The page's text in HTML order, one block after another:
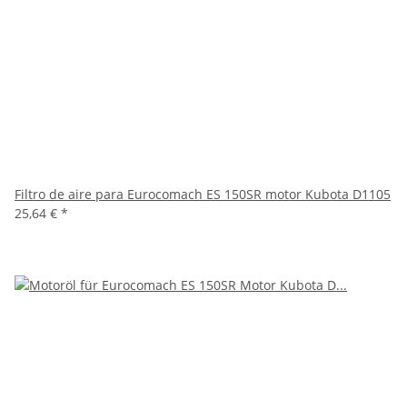
Filtro de aire para Eurocomach ES 150SR motor Kubota D1105
25,64 € *